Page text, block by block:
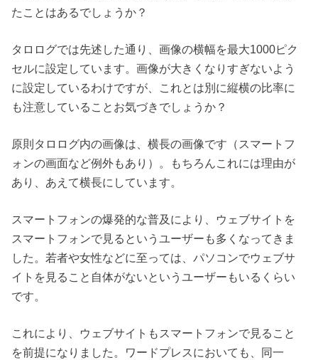
たことはあるでしょうか？
タロログでは先述した通り、画像の横幅を最大1000ピク
セルに設定しています。画像が大きくなりすぎないよう
に設定しているわけですが、これとは別に縦横の比率に
も注意していることお気づきでしょうか？
原則タロログ内の画像は、横長の画像です（スマートフ
ォンの画面など例外もあり）。もちろんこれには理由が
あり、あえて横長にしています。
スマートフォンの爆発的な普及により、ウェブサイトを
スマートフォンで見るというユーザーも多くなってきま
した。若者や女性などに至っては、パソコンでウェブサ
イトを見ること自体がないというユーザーもいるくらい
です。
これにより、ウェブサイトもスマートフォンで見ること
を前提になりました。ワードプレスにおいても、同一